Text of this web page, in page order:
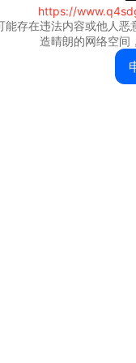
能存在违法内容或他人
造晴朗的网络空间